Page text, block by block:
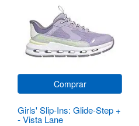
Comprar
Girls' Slip-Ins: Glide-Step +
- Vista Lane